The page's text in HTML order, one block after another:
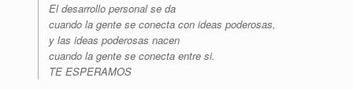
El desarrollo personal se da
cuando la gente se conecta con ideas poderosas,
y las ideas poderosas nacen
cuando la gente se conecta entre si.
TE ESPERAMOS